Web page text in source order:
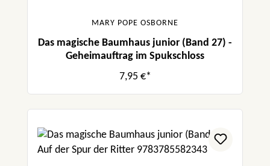
MARY POPE OSBORNE
Das magische Baumhaus junior (Band 27) -
Geheimauftrag im Spukschloss
7,95 €*